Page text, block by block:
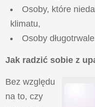
Osoby, które
klimatu,
Osoby
Jak radzić sobie z
Bez względu
na to, czy